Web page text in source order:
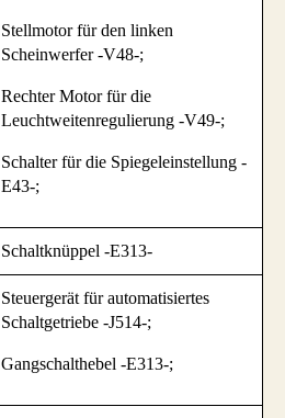
Stellmotor für den linken
Scheinwerfer -V48-;
Rechter Motor für die
Leuchtweitenregulierung -V49-;
Schalter für die Spiegeleinstellung -
E43-;
Schaltknüppel -E313-
Steuergerät für automatisiertes
Schaltgetriebe -J514-;
Gangschalthebel -E313-;